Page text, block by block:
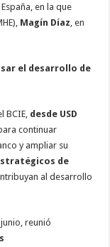
en la que
Magín Díaz , en
el desarrollo de
BCIE, desde USD
para continuar
y ampliar su
de
al desarrollo
reunió